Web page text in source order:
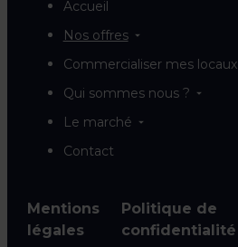
Accueil
Nos offres
Commercialiser mes locaux
Qui sommes nous ?
Le marché
Contact
Mentions
légales
Politique de
confidentialité